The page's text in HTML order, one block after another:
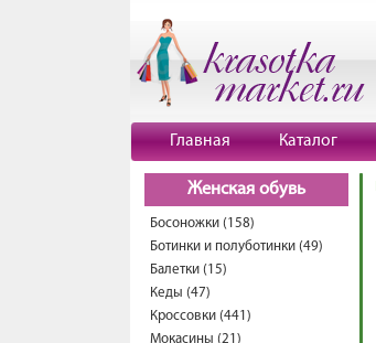
Главная Каталог
Женская обувь
Босоножки (158)
Ботинки и полуботинки (49)
Балетки (15)
Кеды (47)
Кроссовки (441)
Мокасины (21)